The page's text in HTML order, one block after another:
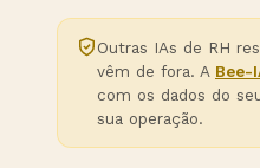
Outras IAs de RH
vêm de fora. A Bee-
com os dados do
sua operação.